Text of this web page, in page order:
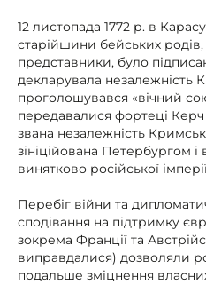
12 листопада 1772 р. в
старійшини бейських родів,
представники, було
декларувала незалежність
проголошувався «вічний
передавалися фортеці Керч
звана незалежність
зініційована Петербургом і
винятково російської
Перебіг війни та
сподівання на підтримку
зокрема Франції та
виправдалися) дозволяли
подальше зміцнення